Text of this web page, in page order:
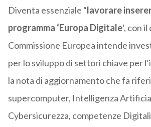
Diventa essenziale “lavorare
programma ‘Europa Digitale‘, con
Commissione Europea intende
per lo sviluppo di settori chiave per
la nota di aggiornamento che fa
supercomputer, Intelligenza
Cybersicurezza, competenze